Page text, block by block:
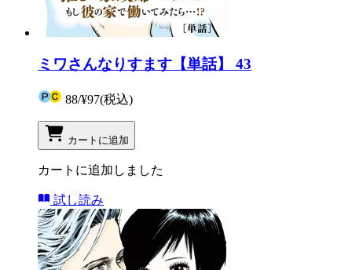
ミワさんなりすます【単話】 43
88/¥97(税込)
カートに追加
カートに追加しました
試し読み